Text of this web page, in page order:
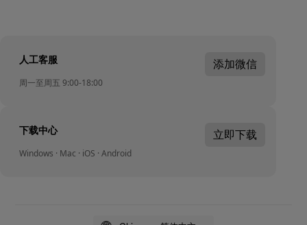
人工客服
周一至周五 9:00-18:00
添加微信
下载中心
Windows · Mac · iOS · Android
立即下载